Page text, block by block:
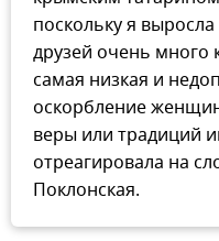
поскольку я
друзей очень много
самая низкая и
оскорбление
веры или традиций
отреагировала на
Поклонская.